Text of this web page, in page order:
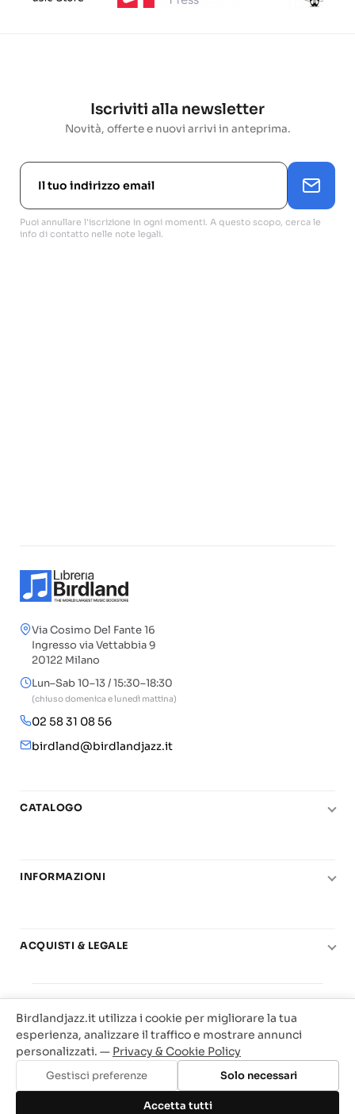
Aggiungi al carrello
Iscriviti alla newsletter
Novità, offerte e nuovi arrivi in anteprima.
Puoi annullare l'iscrizione in ogni momenti. A questo scopo, cerca le
info di contatto nelle note legali.
Via Cosimo Del Fante 16
Ingresso via Vettabbia 9
20122 Milano
Lun–Sab 10–13 / 15:30–18:30
(chiuso domenica e lunedì mattina)
02 58 31 08 56
birdland@birdlandjazz.it
CATALOGO
Chitarra
Basi play-along
Offerte
INFORMAZIONI
Carta del Docente
ACQUISTI & LEGALE
Privacy & Cookie
Traccia il tuo ordine
Birdland Milano. P.Iva 12093700156
Web Agency Milano
Birdlandjazz.it utilizza i cookie per migliorare la tua
esperienza, analizzare il traffico e mostrare annunci
personalizzati. — Privacy & Cookie Policy
Gestisci preferenze Solo necessari
Accetta tutti